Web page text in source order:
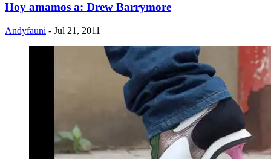
Hoy amamos a: Drew Barrymore
Andyfauni - Jul 21, 2011